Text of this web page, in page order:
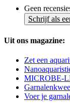
Geen
Schrijf als
Uit ons magazine:
Zet een
MICROBE-
Voer je